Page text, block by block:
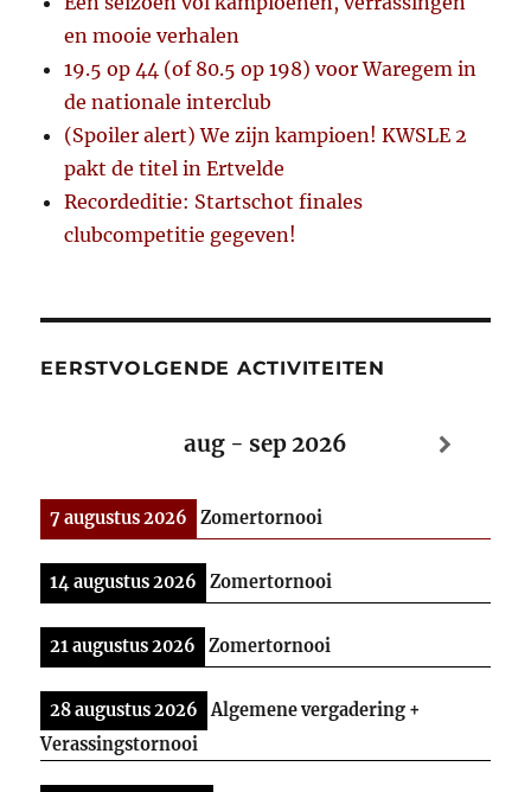
en mooie verhalen
19.5 op 44 (of 80.5 op 198) voor Waregem in
de nationale interclub
(Spoiler alert) We zijn kampioen! KWSLE 2
pakt de titel in Ertvelde
Recordeditie: Startschot finales
clubcompetitie gegeven!
EERSTVOLGENDE ACTIVITEITEN
aug - sep 2026
7 augustus 2026 Zomertornooi
14 augustus 2026 Zomertornooi
21 augustus 2026 Zomertornooi
28 augustus 2026
Algemene vergadering +
Verassingstornooi